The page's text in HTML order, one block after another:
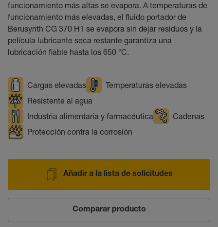
funcionamiento más altas se evapora. A temperaturas de
funcionamiento más elevadas, el fluido portador de
Berusynth CG 370 H1 se evapora sin dejar residuos y la
película lubricante seca restante garantiza una
lubricación fiable hasta los 650 °C.
Cargas elevadas
Temperaturas elevadas
Resistente al agua
Industria alimentaria y farmacéutica
Cadenas
Protección contra la corrosión
Añadir a la lista de solicitudes
Comparar producto